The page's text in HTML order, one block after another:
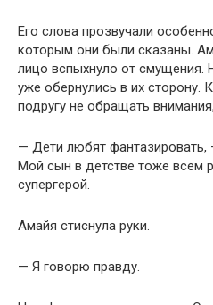
Его слова прозвучали
которым они были сказаны.
лицо вспыхнуло от смущения.
уже обернулись в их сторону.
подругу не обращать
— Дети любят
Мой сын в детстве тоже всем
супергерой.
Амайя стиснула руки.
— Я говорю правду.